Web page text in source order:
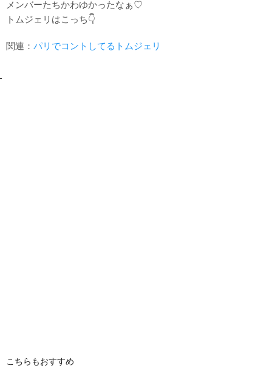
メンバーたちかわゆかったなぁ♡
トムジェリはこっち👇
関連： パリでコントしてるトムジェリ
こちらもおすすめ